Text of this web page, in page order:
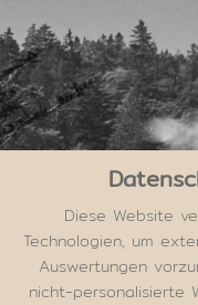
Diese Website
Technologien, um
Auswertungen
nicht-personalisierte